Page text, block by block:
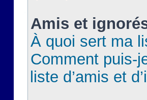
Amis et
À quoi sert ma
Comment puis-
liste d’amis et